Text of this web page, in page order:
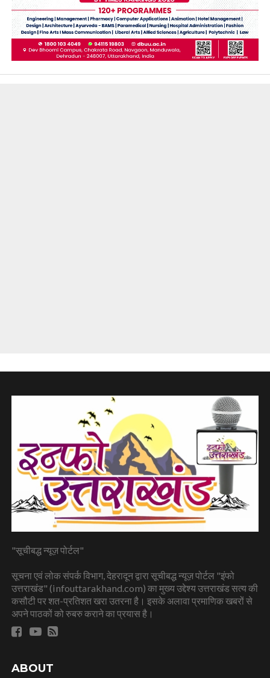
"सूचीबद्ध न्यूज़ पोर्टल"
सूचना एवं लोक संपर्क विभाग, देहरादून द्वारा सूचीबद्ध न्यूज़ पोर्टल "इंफो
उत्तराखंड" (infouttarakhand.com) का मुख्य उद्देश्य उत्तराखंड सत्य की
कसौटी पर शत-प्रतिशत खरा उतरना है। इसके अलावा प्रमाणिक खबरों से
अपने पाठकों को रुबरु कराने का प्रयास है।
ABOUT